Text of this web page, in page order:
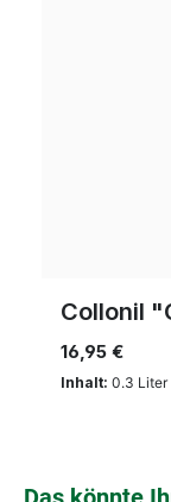
Collonil
Inhalt: 0.3 Liter
16,95 €
Produktgalerie